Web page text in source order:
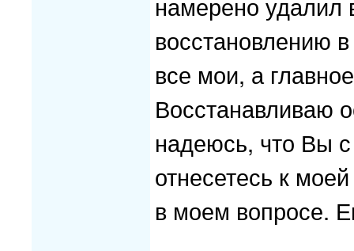
восстановлению
все мои, а
Восстанавливаю
надеюсь, что Вы
отнесетесь к
в моем вопросе.